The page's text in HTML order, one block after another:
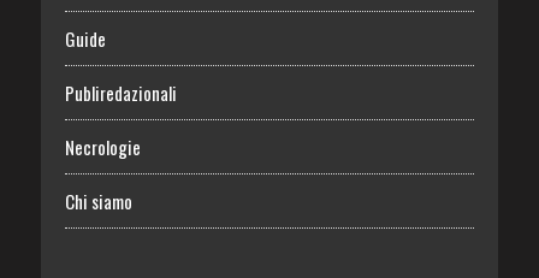
Guide
Publiredazionali
Necrologie
Chi siamo